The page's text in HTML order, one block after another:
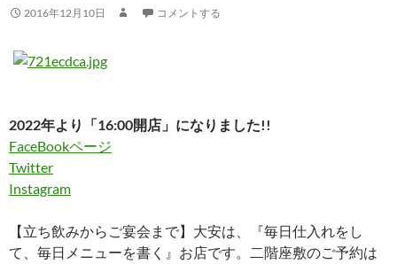
キ
プ
2016年12月10日 コメントする
2022年より「16:00開店」になりました!!
FaceBookページ
Twitter
Instagram
【立ち飲みからご宴会まで】大安は、『毎日仕入れをし
て、毎日メニューを書く』お店です。二階座敷のご予約は